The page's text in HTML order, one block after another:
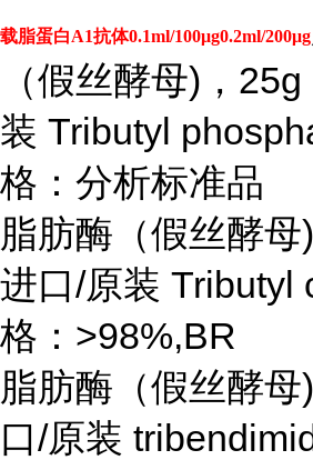
载脂蛋白A1抗体0.1ml/100μg0.2ml/200μg
（假丝酵母)，
装 Tributyl
格：分析标准品
脂肪酶（假丝酵母
进口/原装
格：>98%,BR
脂肪酶（假丝酵母
口/原装